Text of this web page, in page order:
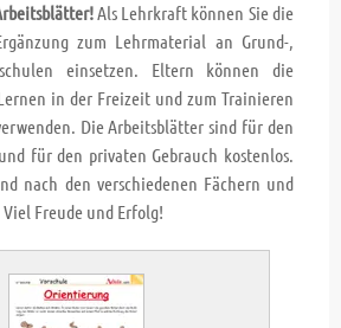
Als Lehrkraft können Sie die
zum Lehrmaterial an Grund-,
einsetzen. Eltern können die
in der Freizeit und zum Trainieren
Die Arbeitsblätter sind für den
für den privaten Gebrauch kostenlos.
nach den verschiedenen Fächern und
Freude und Erfolg!